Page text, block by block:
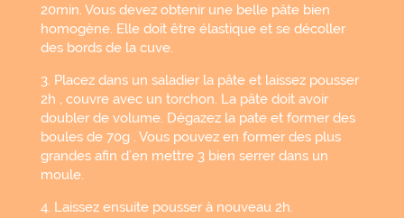
20min. Vous devez obtenir une belle pâte bien
homogène. Elle doit être élastique et se décoller
des bords de la cuve.
3. Placez dans un saladier la pâte et laissez pousser
2h , couvre avec un torchon. La pâte doit avoir
doubler de volume. Dégazez la pate et former des
boules de 70g . Vous pouvez en former des plus
grandes afin d’en mettre 3 bien serrer dans un
moule.
4. Laissez ensuite pousser à nouveau 2h.